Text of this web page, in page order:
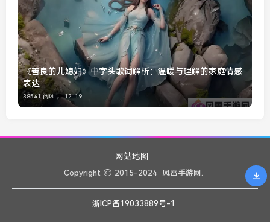
《善良的儿媳妇》中字头歌词解析：温暖与理解的家庭情感
表达
38541 阅读 ， 12-19
网站地图
Copyright 2015-2024 风雷手游网.
浙ICP备19033889号-1